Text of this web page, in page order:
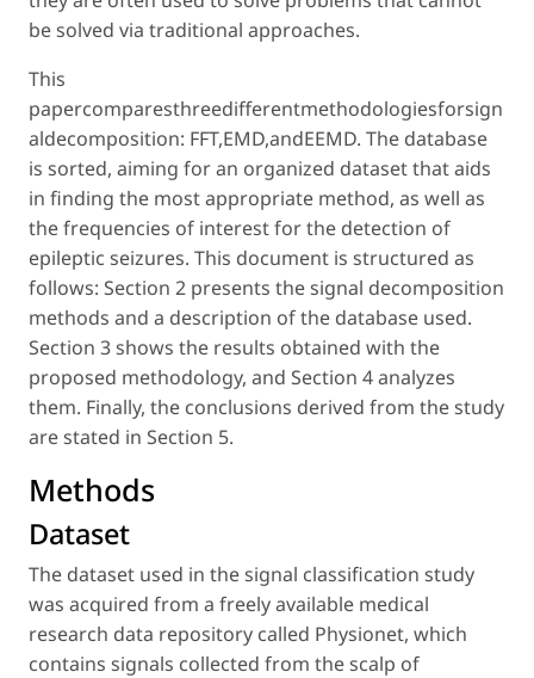
be solved via traditional approaches.
This
papercomparesthreedifferentmethodologiesforsign
aldecomposition: FFT,EMD,andEEMD. The database
is sorted, aiming for an organized dataset that aids
in finding the most appropriate method, as well as
the frequencies of interest for the detection of
epileptic seizures. This document is structured as
follows: Section 2 presents the signal decomposition
methods and a description of the database used.
Section 3 shows the results obtained with the
proposed methodology, and Section 4 analyzes
them. Finally, the conclusions derived from the study
are stated in Section 5.
Methods
Dataset
The dataset used in the signal classification study
was acquired from a freely available medical
research data repository called Physionet, which
contains signals collected from the scalp of